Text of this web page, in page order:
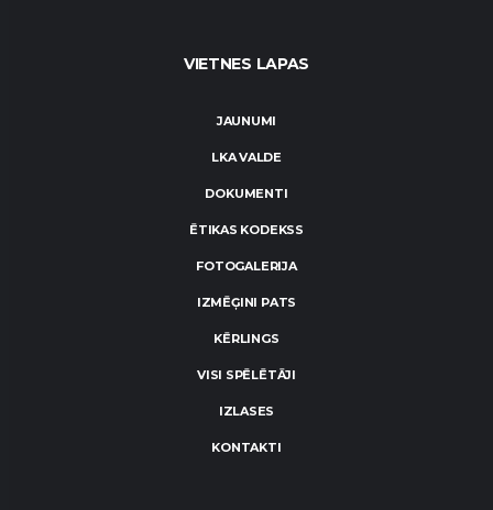
VIETNES LAPAS
JAUNUMI
LKA VALDE
DOKUMENTI
ĒTIKAS KODEKSS
FOTOGALERIJA
IZMĒĢINI PATS
KĒRLINGS
VISI SPĒLĒTĀJI
IZLASES
KONTAKTI